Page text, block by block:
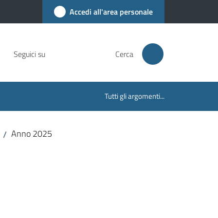
Accedi all'area personale
Seguici su Cerca
Tutti gli argomenti...
/ Anno 2025